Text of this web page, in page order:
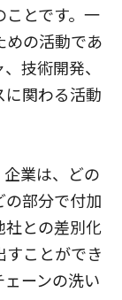
とです。一
めの活動であ
技術開発、
に関わる活動
業は、どの
部分で付加
社との差別化
すことができ
ーンの洗い